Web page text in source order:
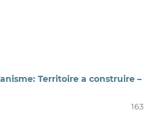
Territoire a construire –